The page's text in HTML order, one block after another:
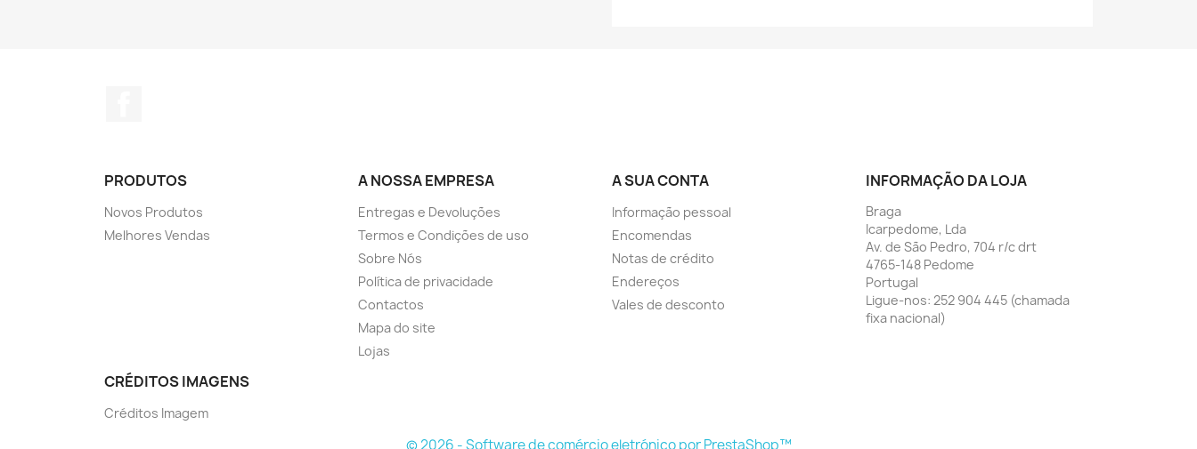
PRODUTOS
Novos Produtos
Melhores Vendas
A NOSSA EMPRESA
Entregas e Devoluções
Termos e Condições de uso
Sobre Nós
Política de privacidade
Contactos
Mapa do site
Lojas
CRÉDITOS IMAGENS
Créditos Imagem
A SUA CONTA
Informação pessoal
Encomendas
Notas de crédito
Endereços
Vales de desconto
INFORMAÇÃO DA LOJA
Braga
Icarpedome, Lda
Av. de São Pedro, 704 r/c drt
4765-148 Pedome
Portugal
Ligue-nos: 252 904 445 (chamada
fixa nacional)
© 2026 - Software de comércio eletrónico por PrestaShop™